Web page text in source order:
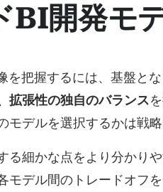
BI開発モ
を把握するには、基盤と
拡張性の独自のバランス
モデルを選択するかは戦略
る細かな点をより分かり
モデル間のトレードオフを